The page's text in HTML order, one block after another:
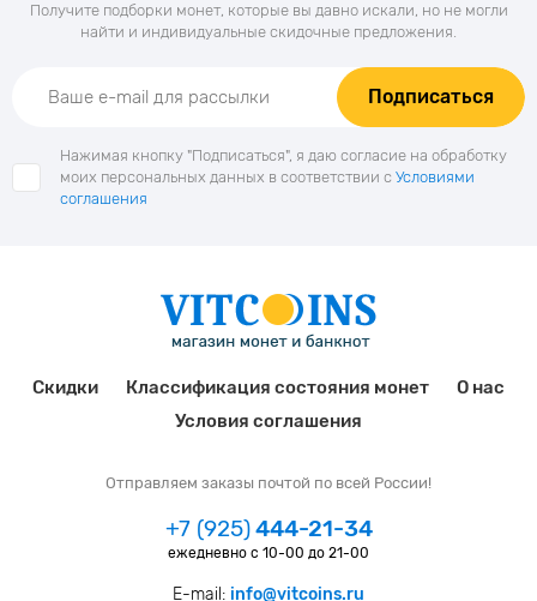
Получите подборки монет, которые вы давно искали, но не могли
найти и индивидуальные скидочные предложения.
Подписаться
Нажимая кнопку "Подписаться", я даю согласие на обработку
моих персональных данных в соответствии с Условиями
соглашения
Скидки Классификация состояния монет
О нас
Условия соглашения
Отправляем заказы почтой по всей России!
+7 (925)444-21-34
ежедневно с 10-00 до 21-00
E-mail: info@vitcoins.ru